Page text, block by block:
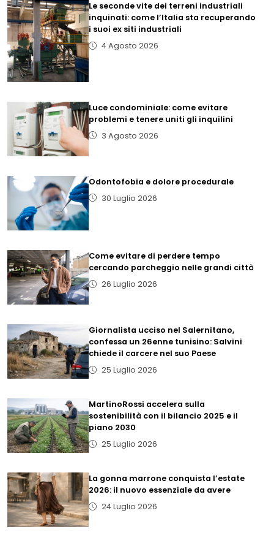
Le seconde vite dei terreni industriali
inquinati: come l’Italia sta recuperando
i suoi ex siti industriali
4 Agosto 2026
Luce condominiale: come evitare
problemi e tenere uniti gli inquilini
3 Agosto 2026
Odontofobia e dolore procedurale
30 Luglio 2026
Come evitare di perdere tempo
cercando parcheggio nelle grandi città
26 Luglio 2026
Giornalista ucciso nel Salernitano,
confessa un 26enne tunisino: Salvini
chiede il carcere nel suo Paese
25 Luglio 2026
MartinoRossi accelera sulla
sostenibilità con il bilancio 2025 e il
piano 2030
25 Luglio 2026
La gonna marrone conquista l’estate
2026: il nuovo essenziale da avere
24 Luglio 2026